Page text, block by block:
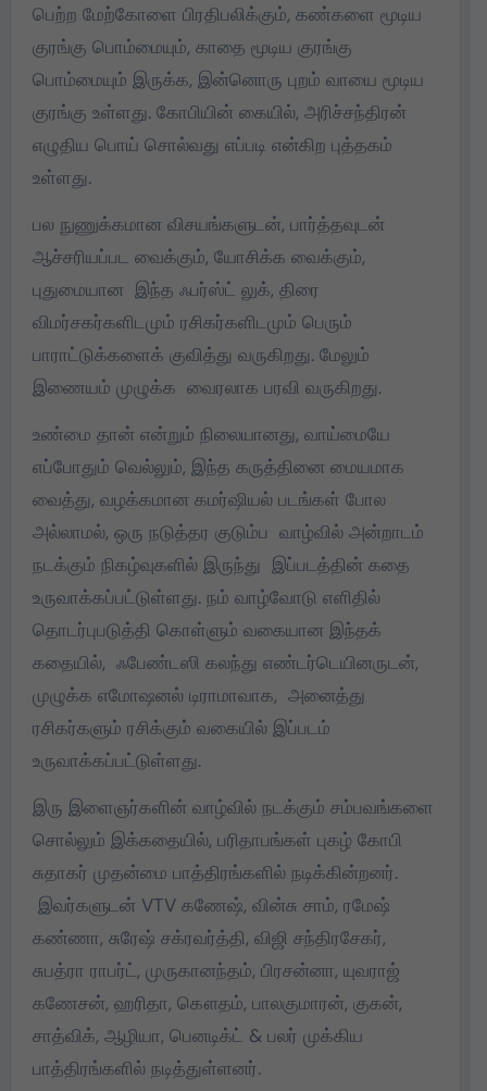
பெற்ற மேற்கோளை பிரதிபலிக்கும், கண்களை மூடிய
குரங்கு பொம்மையும், காதை மூடிய குரங்கு
பொம்மையும் இருக்க, இன்னொரு புறம் வாயை மூடிய
குரங்கு உள்ளது. கோபியின் கையில், அரிச்சந்திரன்
எழுதிய பொய் சொல்வது எப்படி என்கிற புத்தகம்
உள்ளது.
பல நுணுக்கமான விசயங்களுடன், பார்த்தவுடன்
ஆச்சரியப்பட வைக்கும், யோசிக்க வைக்கும்,
புதுமையான இந்த ஃபர்ஸ்ட் லுக், திரை
விமர்சகர்களிடமும் ரசிகர்களிடமும் பெரும்
பாராட்டுக்களைக் குவித்து வருகிறது. மேலும்
இணையம் முழுக்க வைரலாக பரவி வருகிறது.
உண்மை தான் என்றும் நிலையானது, வாய்மையே
எப்போதும் வெல்லும், இந்த கருத்தினை மையமாக
வைத்து, வழக்கமான கமர்ஷியல் படங்கள் போல
அல்லாமல், ஒரு நடுத்தர குடும்ப வாழ்வில் அன்றாடம்
நடக்கும் நிகழ்வுகளில் இருந்து இப்படத்தின் கதை
உருவாக்கப்பட்டுள்ளது. நம் வாழ்வோடு எளிதில்
தொடர்புபடுத்தி கொள்ளும் வகையான இந்தக்
கதையில், ஃபேண்டஸி கலந்து எண்டர்டெயினருடன்,
முழுக்க எமோஷனல் டிராமாவாக, அனைத்து
ரசிகர்களும் ரசிக்கும் வகையில் இப்படம்
உருவாக்கப்பட்டுள்ளது.
இரு இளைஞர்களின் வாழ்வில் நடக்கும் சம்பவங்களை
சொல்லும் இக்கதையில், பரிதாபங்கள் புகழ் கோபி
சுதாகர் முதன்மை பாத்திரங்களில் நடிக்கின்றனர்.
இவர்களுடன் VTV கணேஷ், வின்சு சாம், ரமேஷ்
கண்ணா, சுரேஷ் சக்ரவர்த்தி, விஜி சந்திரசேகர்,
சுபத்ரா ராபர்ட், முருகானந்தம், பிரசன்னா, யுவராஜ்
கணேசன், ஹரிதா, கௌதம், பாலகுமாரன், குகன்,
சாத்விக், ஆழியா, பெனடிக்ட் & பலர் முக்கிய
பாத்திரங்களில் நடித்துள்ளனர்.